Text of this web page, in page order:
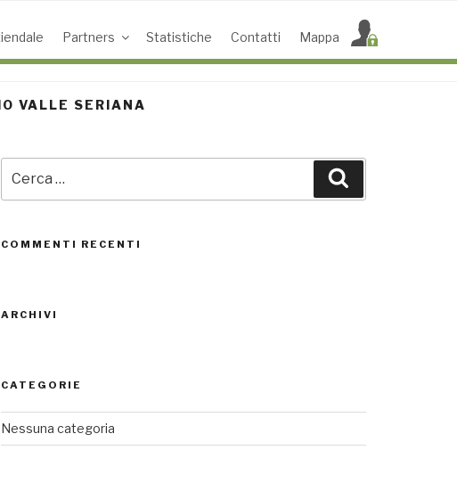
ACCESS POINT ATTIVI
0
SEDI CONNESSE
Partners Statistiche Contatti Mappa
VALLE SERIANA
COMMENTI RECENTI
ARCHIVI
CATEGORIE
Nessuna categoria